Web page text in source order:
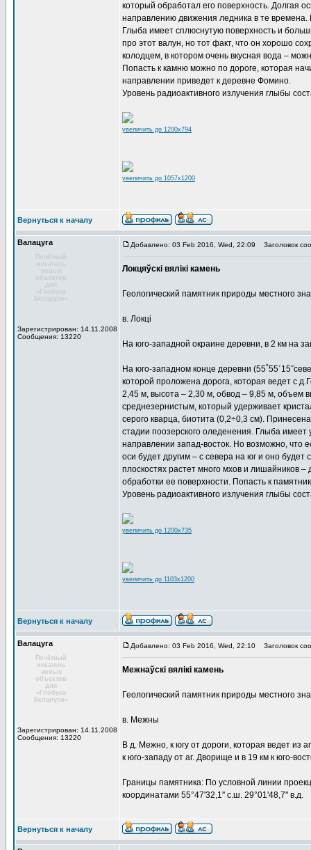
который обработал его поверхность. Долгая
направлению движения ледника в те времена.
Глыба имеет сплюснутую поверхность и
про этот валун, но тот факт, что он хорошо
колодцем, в котором очень вкусная вода –
Попасть к камню можно по дороге, которая
направлении приведет к деревне Фомино.
Уровень радиоактивного излучения глыбы
увеличить до 1200x794
увеличить до 1057x1200
Вернуться к началу
Валацуга
Почётный
искатель
новых
объектов
для
«Глобуса
Беларуси»
Зарегистрирован: 14.11.2008
Сообщения: 13220
Добавлено: 03 Feb 2016, Wed, 22:09 Заголовок
Локцяўскі вялікі камень
Геологический памятник природы местного
в. Локці
На юго-западной окраине деревни, в 2 км на
На юго-западном конце деревни
которой проложена дорога, которая ведет с
2,45 м, высота – 2,30 м, обвод – 9,85 м, объем
среднезернистым, который удерживает
серого кварца, биотита (0,2÷0,3 см).
стадии поозерского оледенения. Глыба
направлении запад-восток. Но возможно, что
оси будет другим – с севера на юг и оно
плоскостях растет много мхов и лишайников
обработки ее поверхности. Попасть к
Уровень радиоактивного излучения глыбы
увеличить до 1200x735
увеличить до 1103x1200
Вернуться к началу
Валацуга
Почётный
искатель
новых
объектов
для
«Глобуса
Беларуси»
Зарегистрирован: 14.11.2008
Сообщения: 13220
Добавлено: 03 Feb 2016, Wed, 22:10 Заголовок
Межнаўскі вялікі камень
Геологический памятник природы местного
в. Межны
В д. Межно, к югу от дороги, которая ведет из
к юго-западу от аг. Дворище и в 19 км к юго-
Границы памятника: По условной линии
координатами 55°47'32,1'' с.ш. 29°01'48,7'' в.д.
Вернуться к началу